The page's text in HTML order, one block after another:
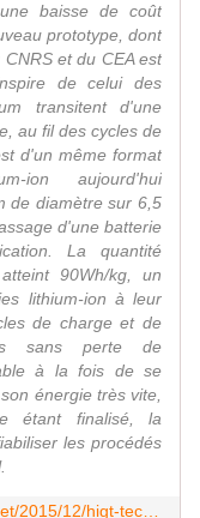
baisse de coût
prototype, dont
et du CEA est
de celui des
transitent d'une
au fil des cycles de
d'un même format
ion aujourd'hui
de diamètre sur 6,5
d'une batterie
La quantité
90Wh/kg, un
lithium-ion à leur
de charge et de
sans perte de
à la fois de se
énergie très vite,
étant finalisé, la
les procédés